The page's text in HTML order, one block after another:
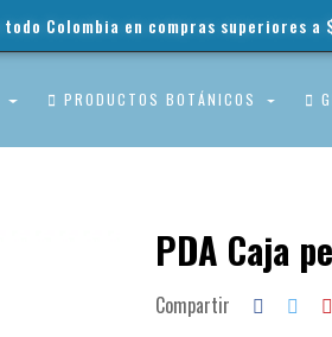
Colombia en compras superiores a
PRODUCTOS BOTÁNICOS
PDA Caja
Compartir